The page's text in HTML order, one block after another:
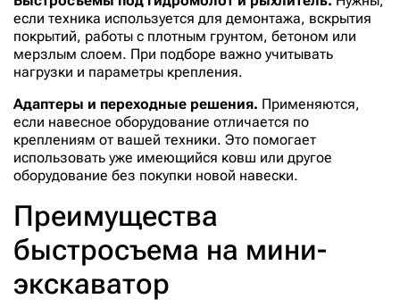
если техника используется для демонтажа, вскрытия
покрытий, работы с плотным грунтом, бетоном или
мерзлым слоем. При подборе важно учитывать
нагрузки и параметры крепления.
Адаптеры и переходные решения. Применяются,
если навесное оборудование отличается по
креплениям от вашей техники. Это помогает
использовать уже имеющийся ковш или другое
оборудование без покупки новой навески.
Преимущества
быстросъема на мини-
экскаватор